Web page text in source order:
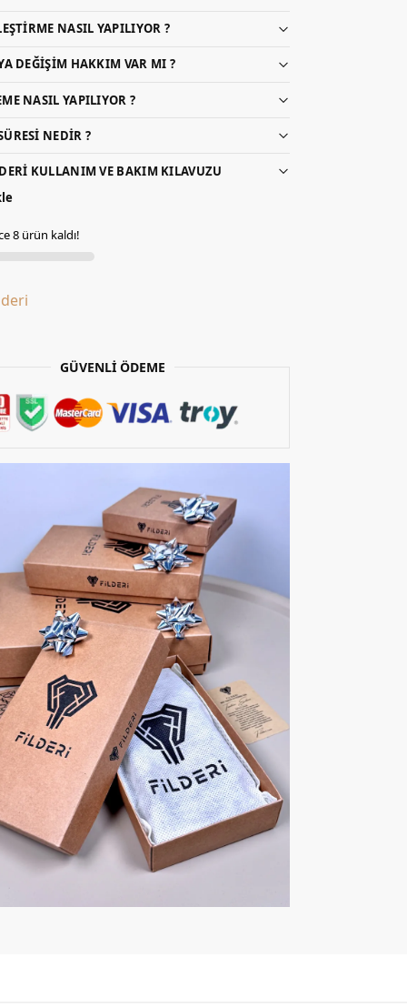
NASIL YAPILIYOR ?
DEĞIŞIM HAKKIM VAR MI ?
NASIL YAPILIYOR ?
NEDIR ?
KULLANIM VE BAKIM KILAVUZU
8 ürün kaldı!
GÜVENLİ ÖDEME